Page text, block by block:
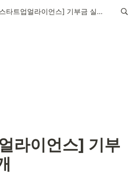
[스타트업얼라이언스] 기부금 실적공개
라이언스] 기부